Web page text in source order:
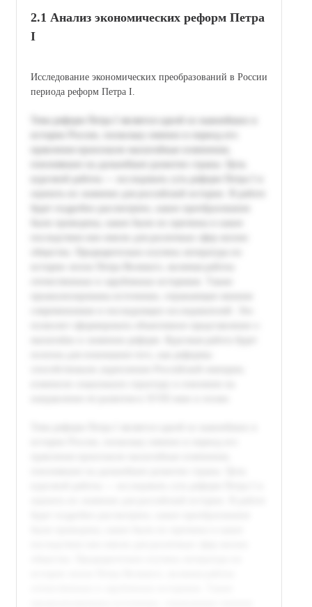
2.1 Анализ экономических реформ Петра
I
Исследование экономических преобразований в России
периода реформ Петра I.